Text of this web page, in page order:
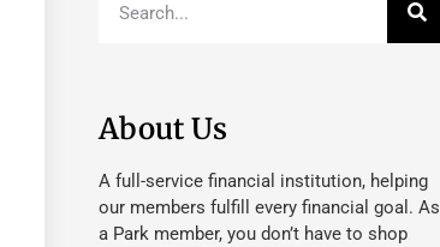
About Us
A full-service financial institution, helping
our members fulfill every financial goal. As
a Park member, you don’t have to shop